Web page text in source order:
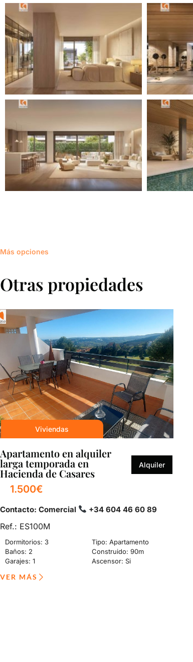
Más opciones
Otras propiedades
Viviendas
Apartamento en alquiler
larga temporada en
Hacienda de Casares
Alquiler
1.500€
Contacto: Comercial +34 604 46 60 89
Ref.: ES100M
Dormitorios: 3
Tipo: Apartamento
Baños: 2
Construido: 90m
Garajes: 1
Ascensor: Si
VER MÁS